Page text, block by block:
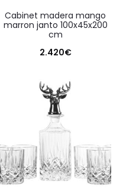
cabinet madera mango
marron janto 100x45x200
cm
2.420€